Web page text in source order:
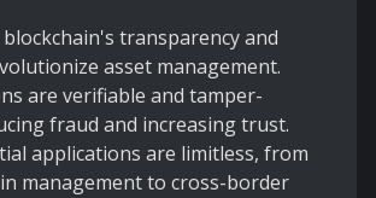
transparency and
asset management.
are verifiable and tamper-
fraud and increasing trust.
applications are limitless, from
management to cross-border